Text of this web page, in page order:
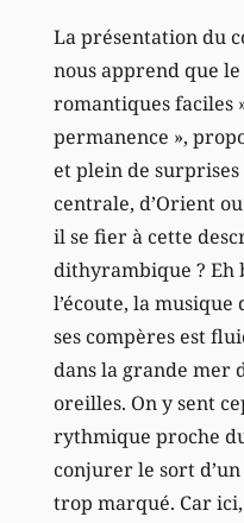
La présentation du
nous apprend que
romantiques faciles
permanence »,
et plein de surprises
centrale, d’Orient
il se fier à cette
dithyrambique ? Eh
l’écoute, la
ses compères est
dans la grande mer
oreilles. On y sent
rythmique proche
conjurer le sort
trop marqué. Car